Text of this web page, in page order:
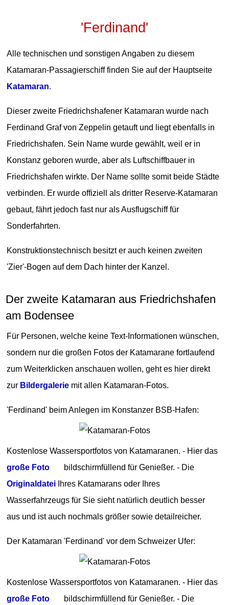
'Ferdinand'
Alle technischen und sonstigen Angaben zu diesem
Katamaran-Passagierschiff finden Sie auf der Hauptseite
Katamaran.
Dieser zweite Friedrichshafener Katamaran wurde nach
Ferdinand Graf von Zeppelin getauft und liegt ebenfalls in
Friedrichshafen. Sein Name wurde gewählt, weil er in
Konstanz geboren wurde, aber als Luftschiffbauer in
Friedrichshafen wirkte. Der Name sollte somit beide Städte
verbinden. Er wurde offiziell als dritter Reserve-Katamaran
gebaut, fährt jedoch fast nur als Ausflugschiff für
Sonderfahrten.
Konstruktionstechnisch besitzt er auch keinen zweiten
'Zier'-Bogen auf dem Dach hinter der Kanzel.
Der zweite Katamaran aus Friedrichshafen
am Bodensee
Für Personen, welche keine Text-Informationen wünschen,
sondern nur die großen Fotos der Katamarane fortlaufend
zum Weiterklicken anschauen wollen, geht es hier direkt
zur Bildergalerie mit allen Katamaran-Fotos.
'Ferdinand' beim Anlegen im Konstanzer BSB-Hafen:
Kostenlose Wassersportfotos von Katamaranen. - Hier das
große Foto
bildschirmfüllend für Genießer. - Die
Originaldatei Ihres Katamarans oder Ihres
Wasserfahrzeugs für Sie sieht natürlich deutlich besser
aus und ist auch nochmals größer sowie detailreicher.
Der Katamaran 'Ferdinand' vor dem Schweizer Ufer:
Kostenlose Wassersportfotos von Katamaranen. - Hier das
große Foto
bildschirmfüllend für Genießer. - Die